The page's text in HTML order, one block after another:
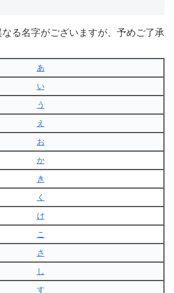
る名字がございますが、予めご了承
あ
い
う
え
お
か
き
く
け
こ
さ
し
す